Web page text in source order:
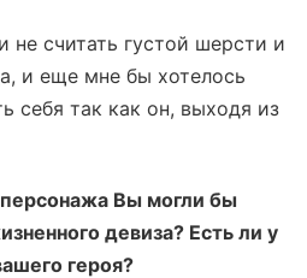
не считать густой шерсти и
и еще мне бы хотелось
себя так как он, выходя из
Вы могли бы
девиза? Есть ли у
героя?